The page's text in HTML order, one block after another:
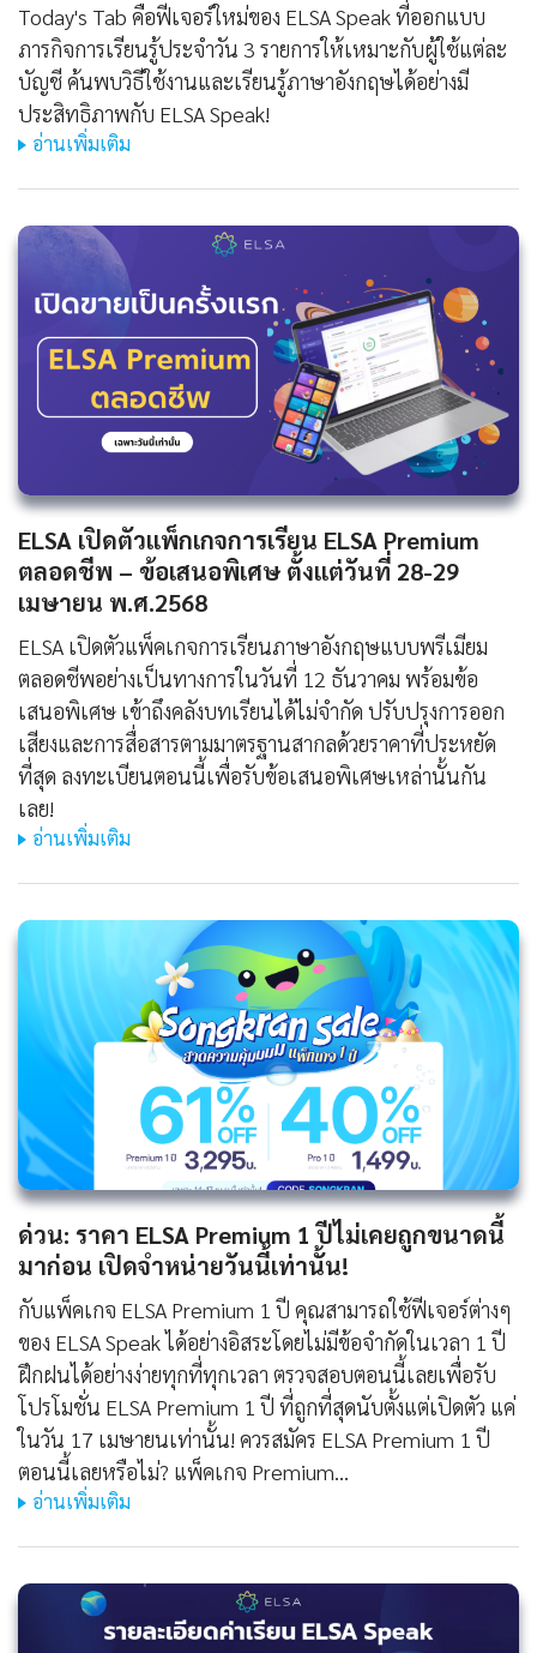
Today's Tab คือฟีเจอร์ใหม่ของ ELSA Speak ที่ออกแบบ
ภารกิจการเรียนรู้ประจำวัน 3 รายการให้เหมาะกับผู้ใช้แต่ละ
บัญชี ค้นพบวิธีใช้งานและเรียนรู้ภาษาอังกฤษได้อย่างมี
ประสิทธิภาพกับ ELSA Speak!
อ่านเพิ่มเติม
ELSA เปิดตัวแพ็กเกจการเรียน ELSA Premium
ตลอดชีพ – ข้อเสนอพิเศษ ตั้งแต่วันที่ 28-29
เมษายน พ.ศ.2568
ELSA เปิดตัวแพ็คเกจการเรียนภาษาอังกฤษแบบพรีเมียม
ตลอดชีพอย่างเป็นทางการในวันที่ 12 ธันวาคม พร้อมข้อ
เสนอพิเศษ เข้าถึงคลังบทเรียนได้ไม่จำกัด ปรับปรุงการออก
เสียงและการสื่อสารตามมาตรฐานสากลด้วยราคาที่ประหยัด
ที่สุด ลงทะเบียนตอนนี้เพื่อรับข้อเสนอพิเศษเหล่านั้นกัน
เลย!
อ่านเพิ่มเติม
ด่วน: ราคา ELSA Premium 1 ปีไม่เคยถูกขนาดนี้
มาก่อน เปิดจำหน่ายวันนี้เท่านั้น!
กับแพ็คเกจ ELSA Premium 1 ปี คุณสามารถใช้ฟีเจอร์ต่างๆ
ของ ELSA Speak ได้อย่างอิสระโดยไม่มีข้อจำกัดในเวลา 1 ปี
ฝึกฝนได้อย่างง่ายทุกที่ทุกเวลา ตรวจสอบตอนนี้เลยเพื่อรับ
โปรโมชั่น ELSA Premium 1 ปี ที่ถูกที่สุดนับตั้งแต่เปิดตัว แค่
ในวัน 17 เมษายนเท่านั้น! ควรสมัคร ELSA Premium 1 ปี
ตอนนี้เลยหรือไม่? แพ็คเกจ Premium…
อ่านเพิ่มเติม